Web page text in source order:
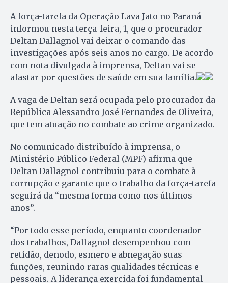
A força-tarefa da Operação Lava Jato no Paraná
informou nesta terça-feira, 1, que o procurador
Deltan Dallagnol vai deixar o comando das
investigações após seis anos no cargo. De acordo
com nota divulgada à imprensa, Deltan vai se
afastar por questões de saúde em sua família.
A vaga de Deltan será ocupada pelo procurador da
República Alessandro José Fernandes de Oliveira,
que tem atuação no combate ao crime organizado.
No comunicado distribuído à imprensa, o
Ministério Público Federal (MPF) afirma que
Deltan Dallagnol contribuiu para o combate à
corrupção e garante que o trabalho da força-tarefa
seguirá da “mesma forma como nos últimos
anos”.
“Por todo esse período, enquanto coordenador
dos trabalhos, Dallagnol desempenhou com
retidão, denodo, esmero e abnegação suas
funções, reunindo raras qualidades técnicas e
pessoais. A liderança exercida foi fundamental